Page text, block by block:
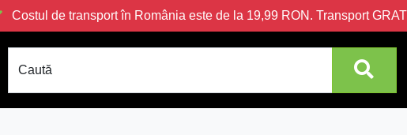
Costul de transport în România este de la 19,99 RON. Transport
Caută